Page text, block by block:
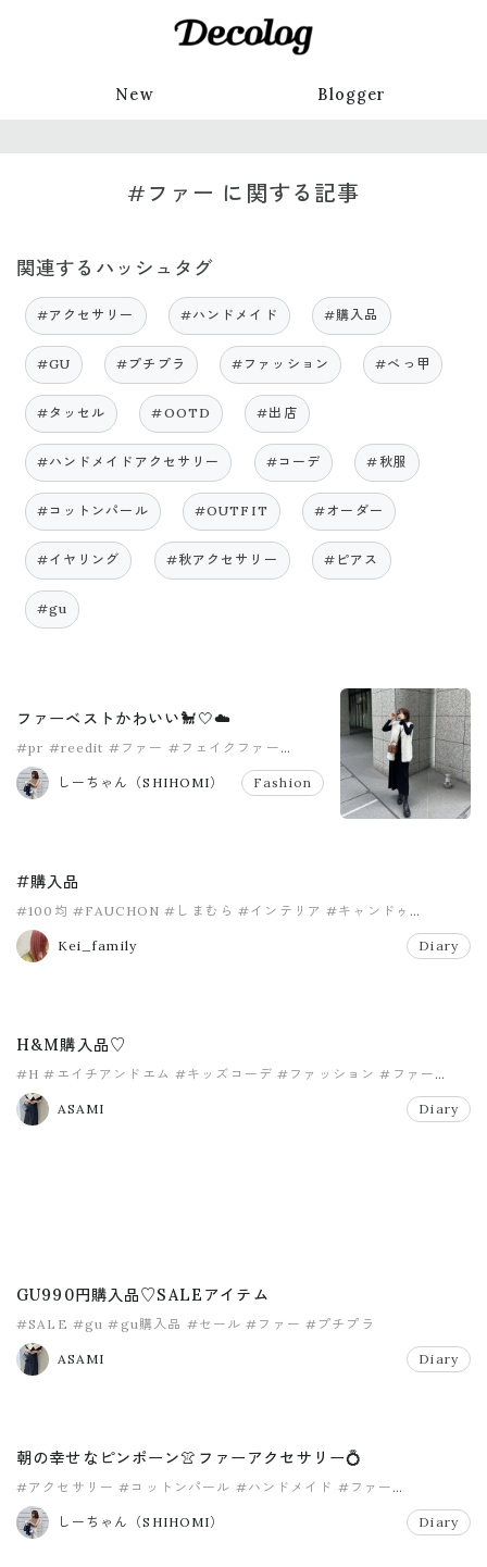
New Blogger
#ファー に関する記事
関連するハッシュタグ
#アクセサリー #ハンドメイド #購入品
#GU #プチプラ #ファッション #べっ甲
#タッセル #OOTD #出店
#ハンドメイドアクセサリー #コーデ #秋服
#コットンパール #OUTFIT #オーダー
#イヤリング #秋アクセサリー #ピアス
#gu
ファーベストかわいい🐩🤍☁️
#pr #reedit #ファー #フェイクファー
#リエディ
しーちゃん（SHIHOMI）
Fashion
#購入品
#100均 #FAUCHON #しまむら #インテリア #キャンドゥ
#キャンドル
Kei_family
Diary
H&M購入品♡
#H #エイチアンドエム #キッズコーデ #ファッション #ファー
#プチプラ
ASAMI
Diary
GU990円購入品♡SALEアイテム
#SALE #gu #gu購入品 #セール #ファー #プチプラ
ASAMI Diary
朝の幸せなピンポーン👚ファーアクセサリー💍
#アクセサリー #コットンパール #ハンドメイド #ファー
#神戸レタス
しーちゃん（SHIHOMI）
Diary